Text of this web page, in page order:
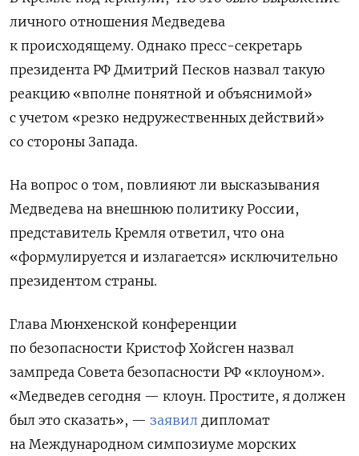
личного отношения Медведева
к происходящему. Однако пресс-секретарь
президента РФ Дмитрий Песков назвал такую
реакцию «вполне понятной и объяснимой»
с учетом «резко недружественных действий»
со стороны Запада.
На вопрос о том, повлияют ли высказывания
Медведева на внешнюю политику России,
представитель Кремля ответил, что она
«формулируется и излагается» исключительно
президентом страны.
Глава Мюнхенской конференции
по безопасности Кристоф Хойсген назвал
зампреда Совета безопасности РФ «клоуном».
«Медведев сегодня — клоун. Простите, я должен
был это сказать», — заявил дипломат
на Международном симпозиуме морских